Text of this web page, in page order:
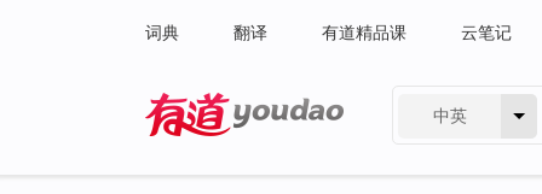
词典 翻译 有道精品课 云笔记
中英